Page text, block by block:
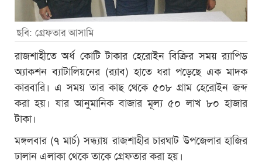
ছবি: গ্রেফতার আসামি
রাজশাহীতে অর্ধ কোটি টাকার হেরোইন বিক্রির সময় র‌্যাপিড
অ্যাকশন ব্যাটালিয়নের (র‌্যাব) হাতে ধরা পড়েছে এক মাদক
কারবারি। এ সময় তার কাছ থেকে ৫০৮ গ্রাম হেরোইন জব্দ
করা হয়। যার আনুমানিক বাজার মূল্য ৫০ লাখ ৮০ হাজার
টাকা।
মঙ্গলবার (৭ মার্চ) সন্ধ্যায় রাজশাহীর চারঘাট উপজেলার হাজির
ঢালান এলাকা থেকে তাকে গ্রেফতার করা হয়।